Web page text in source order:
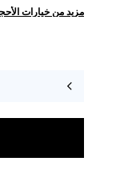
مزيد من خيارات